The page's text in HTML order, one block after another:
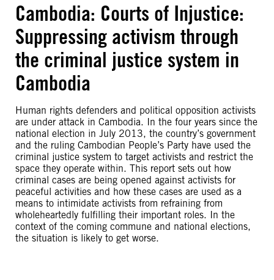
Cambodia: Courts of Injustice:
Suppressing activism through
the criminal justice system in
Cambodia
Human rights defenders and political opposition activists
are under attack in Cambodia. In the four years since the
national election in July 2013, the country’s government
and the ruling Cambodian People’s Party have used the
criminal justice system to target activists and restrict the
space they operate within. This report sets out how
criminal cases are being opened against activists for
peaceful activities and how these cases are used as a
means to intimidate activists from refraining from
wholeheartedly fulfilling their important roles. In the
context of the coming commune and national elections,
the situation is likely to get worse.